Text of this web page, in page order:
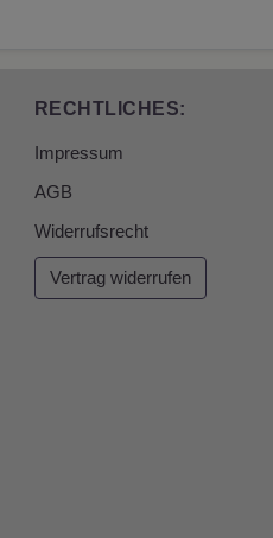
RECHTLICHES:
Impressum
AGB
Widerrufsrecht
Vertrag widerrufen